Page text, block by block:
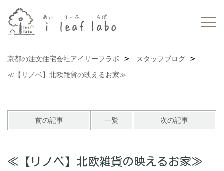
京都の注文住宅会社アイリーフラボ
スタッフブログ
≪【リノベ】北欧雑貨の映えるお家≫
前の記事 一覧 次の記事
≪【リノベ】北欧雑貨の映えるお家≫